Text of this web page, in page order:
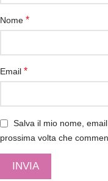
Nome *
Email *
Salva il mio nome,
prossima volta che